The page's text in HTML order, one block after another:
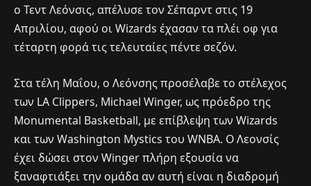
ο Τεντ Λεόνσις, απέλυσε τον Σέπαρντ στις 19
Απριλίου, αφού οι Wizards έχασαν τα πλέι οφ για
τέταρτη φορά τις τελευταίες πέντε σεζόν.
Στα τέλη Μαΐου, ο Λεόνσης προσέλαβε το στέλεχος
των LA Clippers, Michael Winger, ως πρόεδρο της
Monumental Basketball, με επίβλεψη των Wizards
και των Washington Mystics του WNBA. Ο Λεονσίς
έχει δώσει στον Winger πλήρη εξουσία να
ξαναφτιάξει την ομάδα αν αυτή είναι η διαδρομή